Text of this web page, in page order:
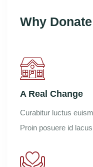
Why
A Real Change
Curabitur luctus
Proin posuere id